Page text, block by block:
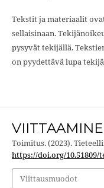
Tekstit ja materiaalit
sellaisinaan.
pysyvät tekijällä.
on pyydettävä lupa
Toimitus. (2023).
https://doi.org/10.51809/
Viittausmuodot